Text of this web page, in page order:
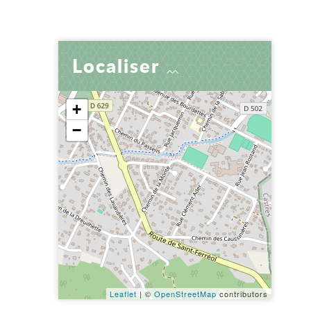
par e-mail
Localiser
+
−
Leaflet | © OpenStreetMap contributors